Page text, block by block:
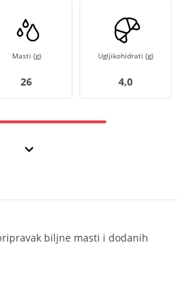
Masti (g)
26
Ugljikohidrati (g)
4,0
biljne masti i dodanih